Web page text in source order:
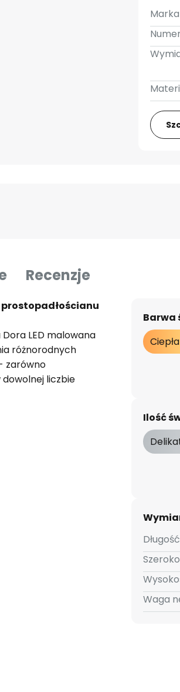
Marka
Recenzje
prostopadłościanu
LED malowana
różnorodnych
zarówno
liczbie
satynowanym
zastosowanie jej
oraz sprawia, że
nie przyciąga
Barwa
Ilość
Waga